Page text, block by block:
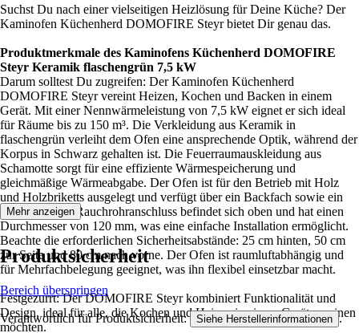
Suchst Du nach einer vielseitigen Heizlösung für Deine Küche? Der
Kaminofen Küchenherd DOMOFIRE Steyr bietet Dir genau das.
Produktmerkmale des Kaminofens Küchenherd DOMOFIRE
Steyr Keramik flaschengrün 7,5 kW
Darum solltest Du zugreifen: Der Kaminofen Küchenherd
DOMOFIRE Steyr vereint Heizen, Kochen und Backen in einem
Gerät. Mit einer Nennwärmeleistung von 7,5 kW eignet er sich ideal
für Räume bis zu 150 m³. Die Verkleidung aus Keramik in
flaschengrün verleiht dem Ofen eine ansprechende Optik, während der
Korpus in Schwarz gehalten ist. Die Feuerraumauskleidung aus
Schamotte sorgt für eine effiziente Wärmespeicherung und
gleichmäßige Wärmeabgabe. Der Ofen ist für den Betrieb mit Holz
und Holzbriketts ausgelegt und verfügt über ein Backfach sowie ein
Holzfach. Der Rauchrohranschluss befindet sich oben und hat einen
Durchmesser von 120 mm, was eine einfache Installation ermöglicht.
Beachte die erforderlichen Sicherheitsabstände: 25 cm hinten, 50 cm
zur Seite und 80 cm nach vorne. Der Ofen ist raumluftabhängig und
für Mehrfachbelegung geeignet, was ihn flexibel einsetzbar macht.
Festgezurrt: Der DOMOFIRE Steyr kombiniert Funktionalität und
Design, ideal für alle, die Kochen und Heizen in einem Gerät vereinen
möchten.
Mehr anzeigen
Produktsicherheit
Bereich überspringen
Verantwortlich für Produktsicherheit: Siehe Herstellerinformationen .